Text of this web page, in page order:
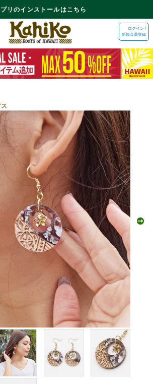
リのインストールはこちら
ログイン /
新規会員登録